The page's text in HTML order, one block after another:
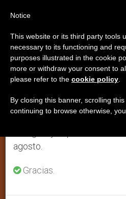
La voz de la
sociedad
obispos suizos para
2013
W M F T S
Aviso importante
Del 27 de julio al 7 de
anual, aprovechando que en
se generan menos
agosto.
Gracias.
Notice
This website or its third party tools
necessary to its functioning and
purposes illustrated in the cookie
more or withdraw your consent to
please refer to the cookie policy
By closing this banner, scrolling
continuing to browse otherwise,